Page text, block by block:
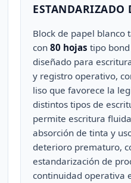
Block de papel blanco
con80 hojas tipo
diseñado para
y registro operativo,
liso que favorece la
distintos tipos de
permite escritura
absorción de tinta y
deterioro prematuro,
estandarización de
continuidad operativa